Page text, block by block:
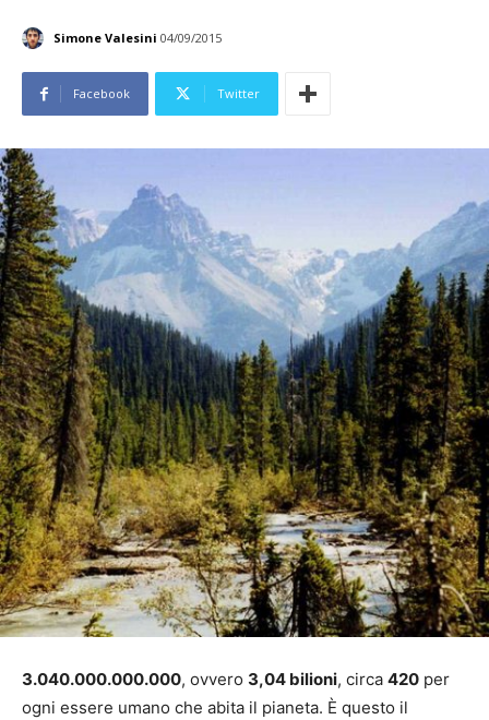
Simone Valesini 04/09/2015
Facebook Twitter
3.040.000.000.000, ovvero 3,04 bilioni, circa 420 per
ogni essere umano che abita il pianeta. È questo il